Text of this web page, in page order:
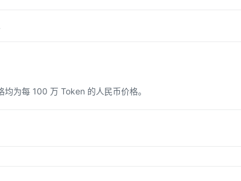
为每 100 万 Token 的人民币价格。